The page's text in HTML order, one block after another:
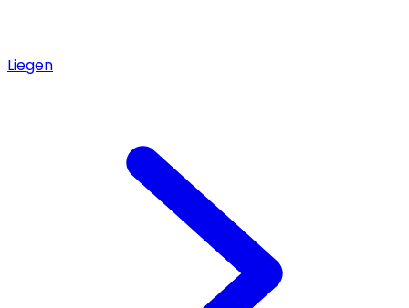
Liegen